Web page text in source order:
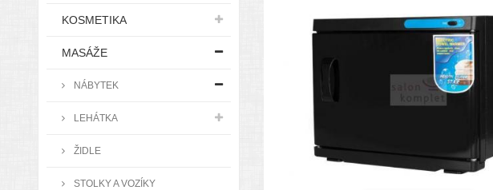
KOSMETIKA
MASÁŽE
NÁBYTEK
LEHÁTKA
ŽIDLE
STOLKY A VOZÍKY